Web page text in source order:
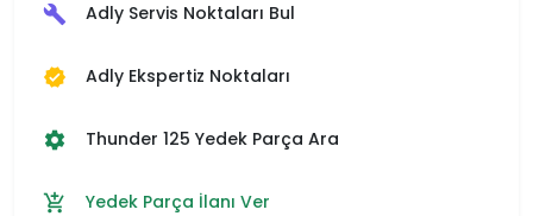
build Adly Servis Noktaları Bul
verified Adly Ekspertiz Noktaları
settings Thunder 125 Yedek Parça Ara
add_shopping_cart Yedek Parça İlanı Ver